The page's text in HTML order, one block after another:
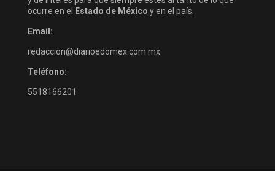
ocurre en el
Estado de México y en el país.
Email:
redaccion@diarioedomex.com.mx
Teléfono:
5518166201